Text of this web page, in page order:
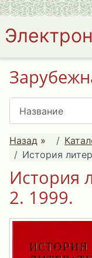
Назад »
История
История
2. 1999.